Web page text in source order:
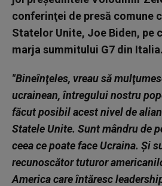
conferinţei de presă comune
Statelor Unite, Joe Biden, pe
marja summitului G7 din Italia.
"Bineînţeles, vreau să
ucrainean, întregului nostru
făcut posibil acest nivel de
Statele Unite. Sunt mândru de
ceea ce poate face Ucraina. Şi
recunoscător tuturor
America care întăresc